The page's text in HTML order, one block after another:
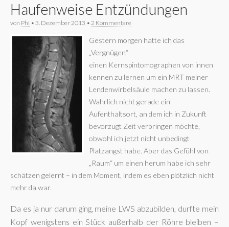
Haufenweise Entzündungen
von Phi • 3. Dezember 2013 • 2 Kommentare
Gestern morgen hatte ich das
„Vergnügen“
einen Kernspintomographen von innen
kennen zu lernen um ein MRT meiner
Lendenwirbelsäule machen zu lassen.
Wahrlich nicht gerade ein
Aufenthaltsort, an dem ich in Zukunft
bevorzugt Zeit verbringen möchte,
obwohl ich jetzt nicht unbedingt
Platzangst habe. Aber das Gefühl von
„Raum“ um einen herum habe ich sehr
schätzen gelernt – in dem Moment, indem es eben plötzlich nicht
mehr da war.
Da es ja nur darum ging, meine LWS abzubilden, durfte mein
Kopf wenigstens ein Stück außerhalb der Röhre bleiben –